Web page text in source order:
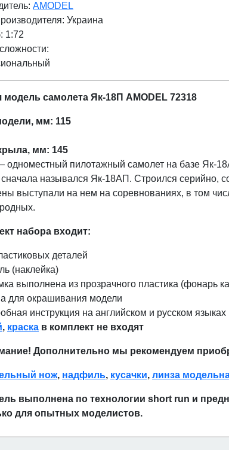
AMODEL
Украина
1:72
модель самолета Як-18П AMODEL 72318
мм: 115
мм: 145
одноместный пилотажный самолет на базе Як-
сначала назывался Як-18АП. Строился серийно,
выступали на нем на соревнованиях, в том
набора входит:
деталей
(наклейка)
выполнена из прозрачного пластика (фонарь
для окрашивания модели
инструкция на английском и русском языках
, краска в комплект не входят
Дополнительно мы рекомендуем
нож, надфиль, кусачки, линза
выполнена по технологии short run и
для опытных моделистов.